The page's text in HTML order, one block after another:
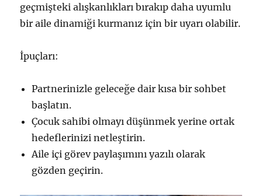
geçmişteki alışkanlıkları bırakıp daha uyumlu
bir aile dinamiği kurmanız için bir uyarı olabilir.
İpuçları:
Partnerinizle geleceğe dair kısa bir sohbet
başlatın.
Çocuk sahibi olmayı düşünmek yerine ortak
hedeflerinizi netleştirin.
Aile içi görev paylaşımını yazılı olarak
gözden geçirin.